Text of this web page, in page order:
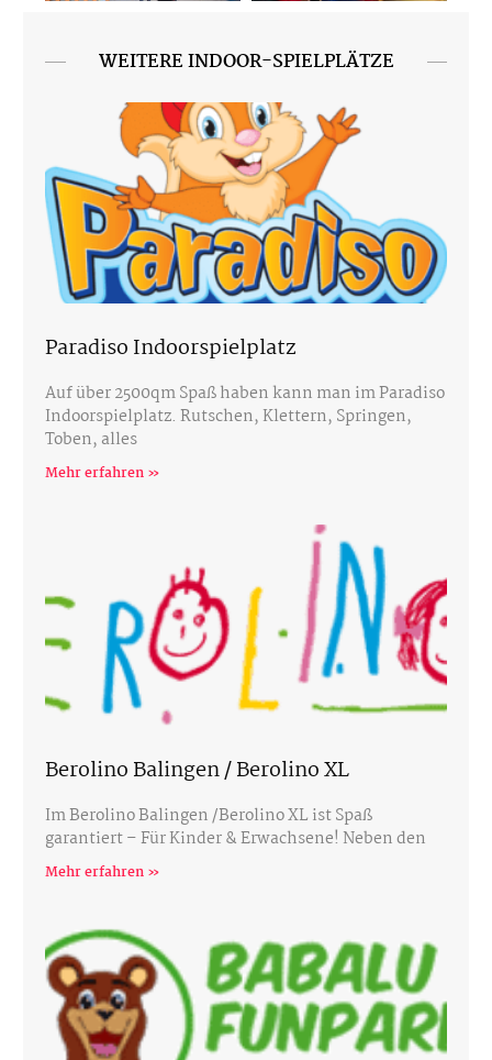
WEITERE INDOOR-SPIELPLÄTZE
Paradiso Indoorspielplatz
Auf über 2500qm Spaß haben kann man im Paradiso
Indoorspielplatz. Rutschen, Klettern, Springen,
Toben, alles
Mehr erfahren »
Berolino Balingen / Berolino XL
Im Berolino Balingen /Berolino XL ist Spaß
garantiert – Für Kinder & Erwachsene! Neben den
Mehr erfahren »